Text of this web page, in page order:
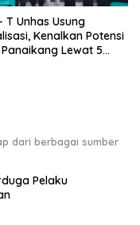
T Unhas Usung
Kenalkan Potensi
Lewat 5
dari berbagai sumber
Pelaku